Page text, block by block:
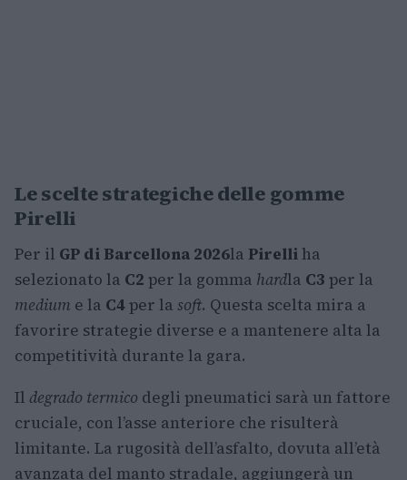
Le scelte strategiche delle gomme
Pirelli
Per il GP di Barcellona 2026la Pirelli ha
selezionato la C2 per la gomma hardla C3 per la
medium e la C4per la soft. Questa scelta mira a
favorire strategie diverse e a mantenere alta la
competitività durante la gara.
Il degrado termico degli pneumatici sarà un fattore
cruciale, con l’asse anteriore che risulterà
limitante. La rugosità dell’asfalto, dovuta all’età
avanzata del manto stradale, aggiungerà un